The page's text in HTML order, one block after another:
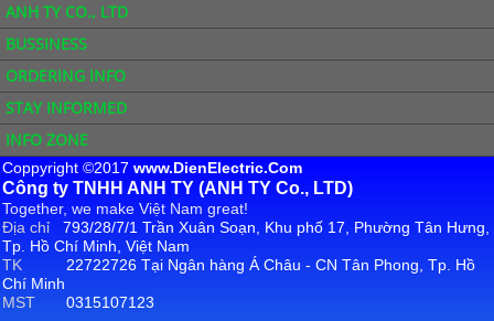
ANH TY CO., LTD
BUSSINESS
ORDERING INFO
STAY INFORMED
INFO ZONE
Coppyright ©2017www.DienElectric.Com
Công ty TNHH ANH TY (ANH TY Co., LTD)
Together, we make Việt Nam great!
Địa chỉ793/28/7/1 Trần Xuân Soạn, Khu phố 17, Phường Tân Hưng,
Tp. Hồ Chí Minh, Việt Nam
TK22722726 Tại Ngân hàng Á Châu - CN Tân Phong, Tp. Hồ
Chí Minh
MST0315107123